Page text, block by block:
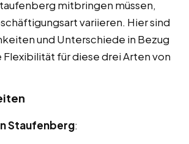
mitbringen müssen,
variieren. Hier sind
und Unterschiede in Bezug
für diese drei Arten von
Staufenberg: